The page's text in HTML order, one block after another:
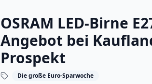
OSRAM LED-Birne
Angebot bei
Prospekt
Die große Euro-Sparwoche